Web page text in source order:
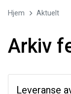
Hjem Aktuelt
Arkiv
Leveranse